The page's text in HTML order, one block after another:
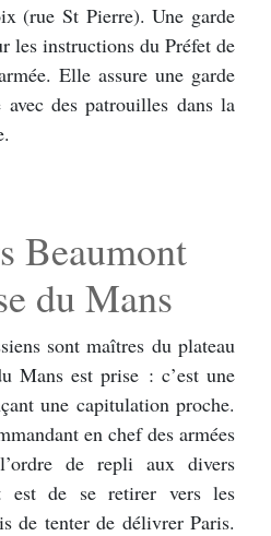
(rue St Pierre). Une garde
les instructions du Préfet de
Elle assure une garde
des patrouilles dans la
Beaumont
du Mans
sont maîtres du plateau
Mans est prise : c’est une
une capitulation proche.
en chef des armées
de repli aux divers
est de se retirer vers les
de tenter de délivrer Paris.